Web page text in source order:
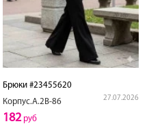
Брюки #23455620
Корпус.А.2В-86
27.07.2026
182руб